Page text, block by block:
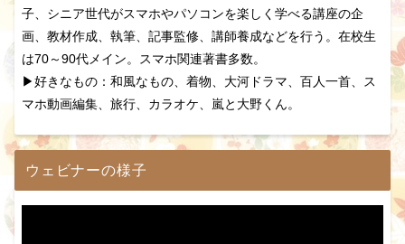
子、シニア世代がスマホやパソコンを楽しく学べる講座の企
画、教材作成、執筆、記事監修、講師養成などを行う。在校生
は70～90代メイン。スマホ関連著書多数。
▶好きなもの：和風なもの、着物、大河ドラマ、百人一首、ス
マホ動画編集、旅行、カラオケ、嵐と大野くん。
ウェビナーの様子